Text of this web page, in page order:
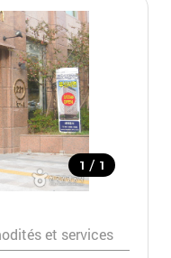
1 / 1
et services